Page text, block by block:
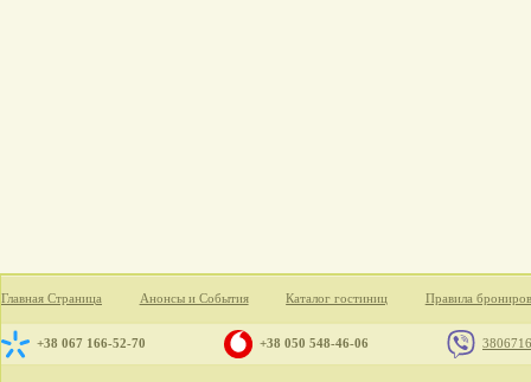
Главная Страница Анонсы и События Каталог гостиниц Правила
+38 067 166-52-70 +38 050 548-46-06